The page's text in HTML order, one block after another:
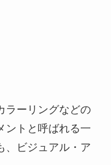
ラーリングなどの
ントと呼ばれる一
、ビジュアル・ア